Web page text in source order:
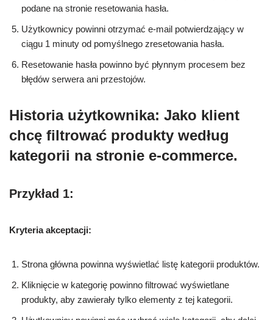
podane na stronie resetowania hasła.
Użytkownicy powinni otrzymać e-mail potwierdzający w
ciągu 1 minuty od pomyślnego zresetowania hasła.
Resetowanie hasła powinno być płynnym procesem bez
błędów serwera ani przestojów.
Historia użytkownika: Jako klient
chcę filtrować produkty według
kategorii na stronie e-commerce.
Przykład 1:
Kryteria akceptacji:
Strona główna powinna wyświetlać listę kategorii produktów.
Kliknięcie w kategorię powinno filtrować wyświetlane
produkty, aby zawierały tylko elementy z tej kategorii.